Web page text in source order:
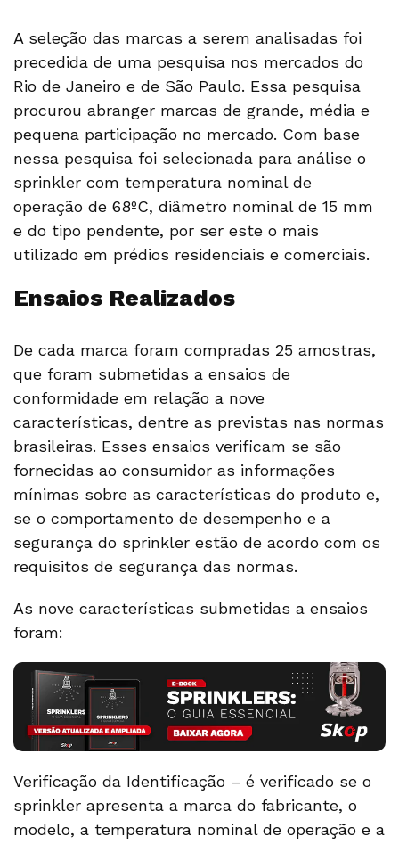
A seleção das marcas a serem analisadas foi
precedida de uma pesquisa nos mercados do
Rio de Janeiro e de São Paulo. Essa pesquisa
procurou abranger marcas de grande, média e
pequena participação no mercado. Com base
nessa pesquisa foi selecionada para análise o
sprinkler com temperatura nominal de
operação de 68ºC, diâmetro nominal de 15 mm
e do tipo pendente, por ser este o mais
utilizado em prédios residenciais e comerciais.
Ensaios Realizados
De cada marca foram compradas 25 amostras,
que foram submetidas a ensaios de
conformidade em relação a nove
características, dentre as previstas nas normas
brasileiras. Esses ensaios verificam se são
fornecidas ao consumidor as informações
mínimas sobre as características do produto e,
se o comportamento de desempenho e a
segurança do sprinkler estão de acordo com os
requisitos de segurança das normas.
As nove características submetidas a ensaios
foram:
Verificação da Identificação – é verificado se o
sprinkler apresenta a marca do fabricante, o
modelo, a temperatura nominal de operação e a